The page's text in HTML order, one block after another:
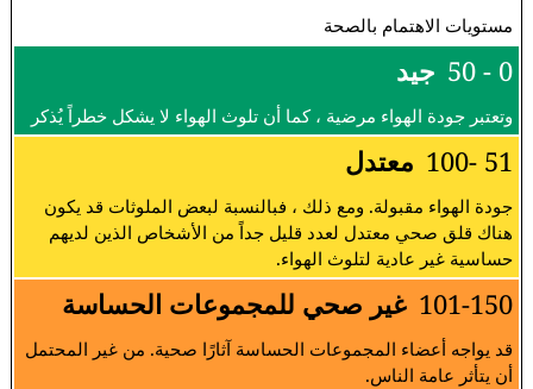
مستويات الاهتمام بالصحة
0 - 50 جيد
وتعتبر جودة الهواء مرضية ، كما أن تلوث الهواء لا يشكل خطراً يُذكر
51 -100 معتدل
جودة الهواء مقبولة. ومع ذلك ، فبالنسبة لبعض الملوثات قد يكون
هناك قلق صحي معتدل لعدد قليل جداً من الأشخاص الذين لديهم
حساسية غير عادية لتلوث الهواء.
101-150 غير صحي للمجموعات الحساسة
قد يواجه أعضاء المجموعات الحساسة آثارًا صحية. من غير المحتمل
أن يتأثر عامة الناس.